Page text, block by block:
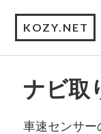
KOZY.NET
ナビ取
車速センサー